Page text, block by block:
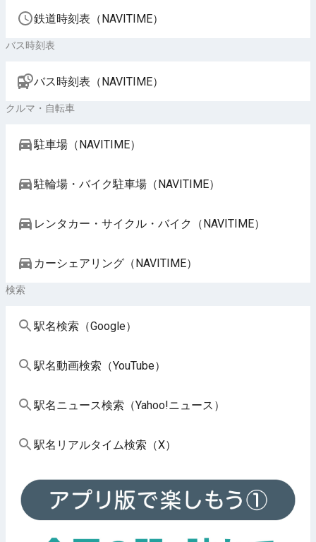
鉄道時刻表（NAVITIME）
バス時刻表
バス時刻表（NAVITIME）
クルマ・自転車
駐車場（NAVITIME）
駐輪場・バイク駐車場（NAVITIME）
レンタカー・サイクル・バイク（NAVITIME）
カーシェアリング（NAVITIME）
検索
駅名検索（Google）
駅名動画検索（YouTube）
駅名ニュース検索（Yahoo!ニュース）
駅名リアルタイム検索（X）